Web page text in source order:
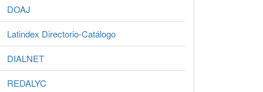
DOAJ
Latindex Directorio-Catálogo
DIALNET
REDALYC